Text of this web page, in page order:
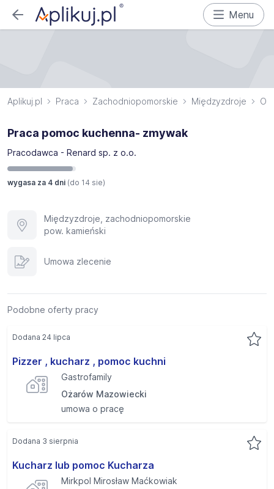
Menu
Aplikuj.pl Praca Zachodniopomorskie Międzyzdroje
Praca pomoc kuchenna- zmywak
Pracodawca - Renard sp. z o.o.
wygasa za 4 dni (do 14 sie)
Międzyzdroje, zachodniopomorskie
pow. kamieński
Umowa zlecenie
Podobne oferty pracy
Pizzer , kucharz , pomoc kuchni
Gastrofamily
Ożarów Mazowiecki
umowa o pracę
Dodana 24 lipca
Kucharz lub pomoc Kucharza
Mirkpol Mirosław Maćkowiak
Dodana 3 sierpnia